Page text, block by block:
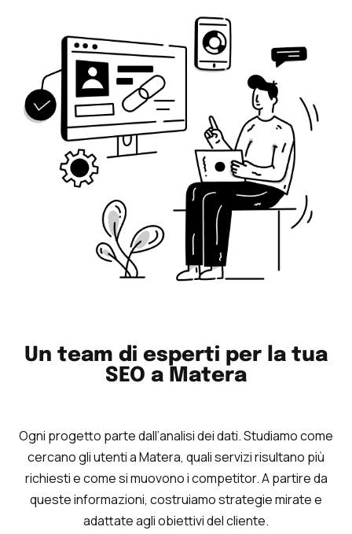
Un team di esperti per la tua
SEO a Matera
Ogni progetto parte dall’analisi dei dati. Studiamo come
cercano gli utenti a Matera, quali servizi risultano più
richiesti e come si muovono i competitor. A partire da
queste informazioni, costruiamo strategie mirate e
adattate agli obiettivi del cliente.